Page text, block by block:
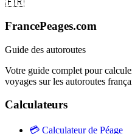
🇫🇷
FrancePeages.com
Guide des autoroutes
Votre guide complet pour
voyages sur les autoroutes
Calculateurs
💳 Calculateur de Péage